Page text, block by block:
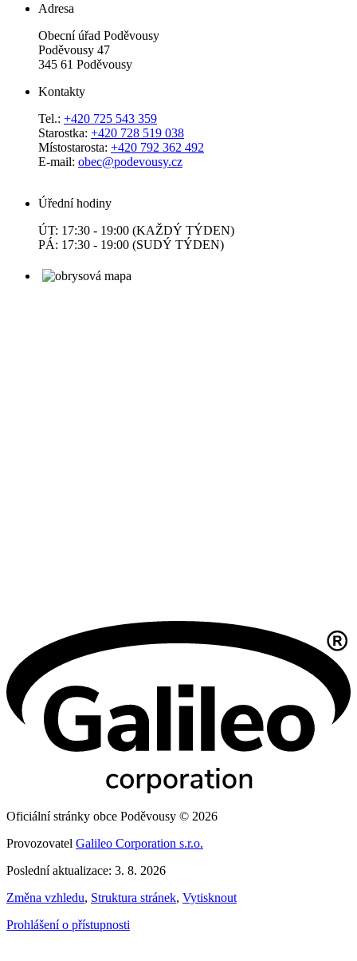
Adresa
Obecní úřad Poděvousy
Poděvousy 47
345 61 Poděvousy
Kontakty
Tel.: +420 725 543 359
Starostka: +420 728 519 038
Místostarosta: +420 792 362 492
E-mail: obec@podevousy.cz
Úřední hodiny
ÚT: 17:30 - 19:00 (KAŽDÝ TÝDEN)
PÁ: 17:30 - 19:00 (SUDÝ TÝDEN)
Oficiální stránky obce Poděvousy © 2026
Provozovatel Galileo Corporation s.r.o.
Poslední aktualizace: 3. 8. 2026
Změna vzhledu, Struktura stránek, Vytisknout
Prohlášení o přístupnosti